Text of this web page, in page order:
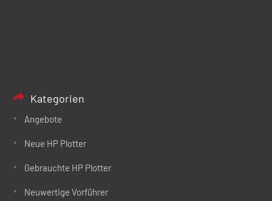
Kategorien
Angebote
Neue HP Plotter
Gebrauchte HP Plotter
Neuwertige Vorführer